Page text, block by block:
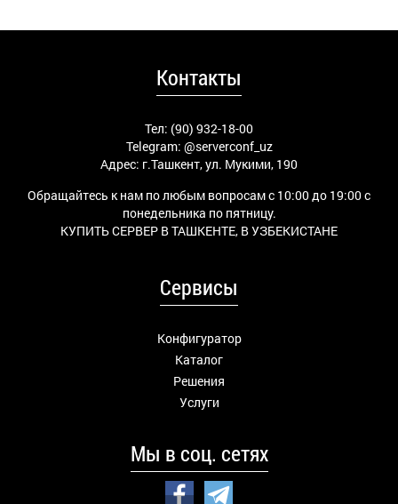
Контакты
Тел: (90) 932-18-00
Telegram: @serverconf_uz
Адрес: г.Ташкент, ул. Мукими, 190
Обращайтесь к нам по любым вопросам с 10:00 до 19:00 с
понедельника по пятницу.
КУПИТЬ СЕРВЕР В ТАШКЕНТЕ, В УЗБЕКИСТАНЕ
Сервисы
Конфигуратор
Каталог
Решения
Услуги
Мы в соц. сетях